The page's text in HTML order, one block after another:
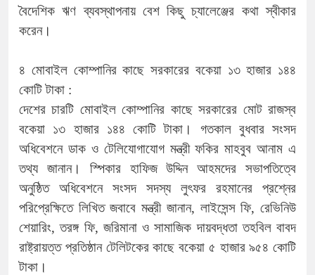
বৈদেশিক ঋণ ব্যবস্থাপনায় বেশ কিছু চ্যালেঞ্জের কথা স্বীকার
করেন।
৪ মোবাইল কোম্পানির কাছে সরকারের বকেয়া ১৩ হাজার ১৪৪
কোটি টাকা :
দেশের চারটি মোবাইল কোম্পানির কাছে সরকারের মোট রাজস্ব
বকেয়া ১৩ হাজার ১৪৪ কোটি টাকা। গতকাল বুধবার সংসদ
অধিবেশনে ডাক ও টেলিযোগাযোগ মন্ত্রী ফকির মাহবুব আনাম এ
তথ্য জানান। স্পিকার হাফিজ উদ্দিন আহমদের সভাপতিত্বে
অনুষ্ঠিত অধিবেশনে সংসদ সদস্য লুৎফর রহমানের প্রশ্নের
পরিপ্রেক্ষিতে লিখিত জবাবে মন্ত্রী জানান, লাইসেন্স ফি, রেভিনিউ
শেয়ারিং, তরঙ্গ ফি, জরিমানা ও সামাজিক দায়বদ্ধতা তহবিল বাবদ
রাষ্ট্রায়ত্ত প্রতিষ্ঠান টেলিটকের কাছে বকেয়া ৫ হাজার ৯৫৪ কোটি
টাকা।